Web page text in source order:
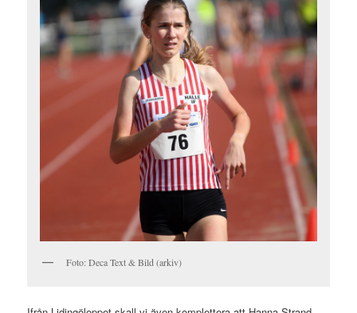
Foto: Deca Text & Bild (arkiv)